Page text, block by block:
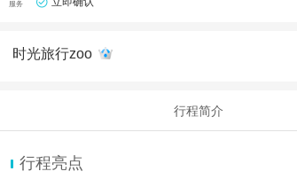
服务
时光旅行zoo
行程简介
行程亮点